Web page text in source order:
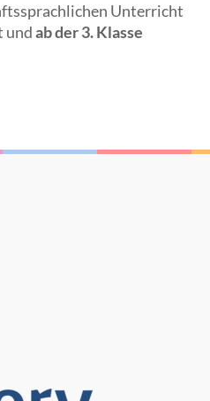
Unterricht
undab der 3. Klasse